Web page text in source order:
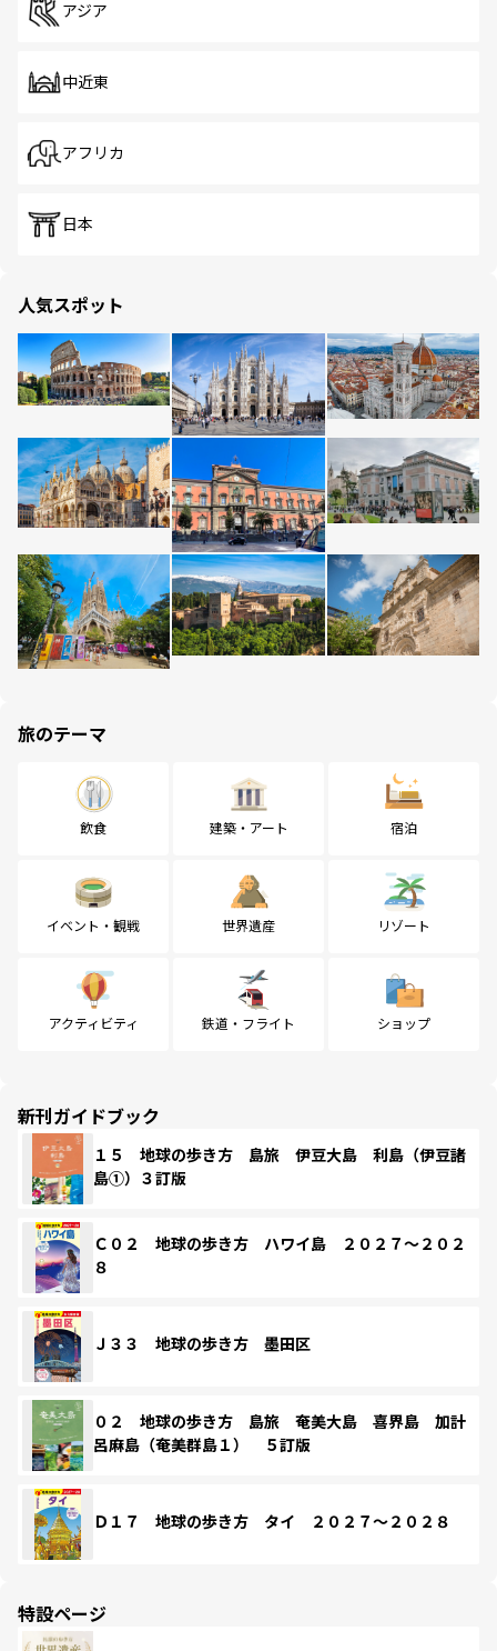
アジア
中近東
アフリカ
日本
人気スポット
旅のテーマ
飲食 建築・アート 宿泊
イベント・観戦 世界遺産 リゾート
アクティビティ 鉄道・フライト ショップ
新刊ガイドブック
１５ 地球の歩き方 島旅 伊豆大島 利島（伊豆諸
島①）３訂版
Ｃ０２ 地球の歩き方 ハワイ島 ２０２７～２０２
８
Ｊ３３ 地球の歩き方 墨田区
０２ 地球の歩き方 島旅 奄美大島 喜界島 加計
呂麻島（奄美群島１） ５訂版
Ｄ１７ 地球の歩き方 タイ ２０２７～２０２８
特設ページ